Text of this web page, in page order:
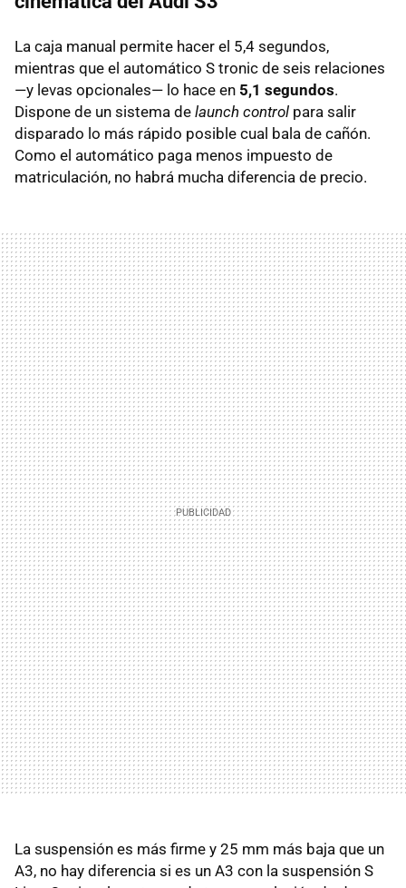
La caja manual permite hacer el 5,4 segundos,
mientras que el automático S tronic de seis relaciones
—y levas opcionales— lo hace en 5,1 segundos.
Dispone de un sistema de launch control para salir
disparado lo más rápido posible cual bala de cañón.
Como el automático paga menos impuesto de
matriculación, no habrá mucha diferencia de precio.
La suspensión es más firme y 25 mm más baja que un
A3, no hay diferencia si es un A3 con la suspensión S